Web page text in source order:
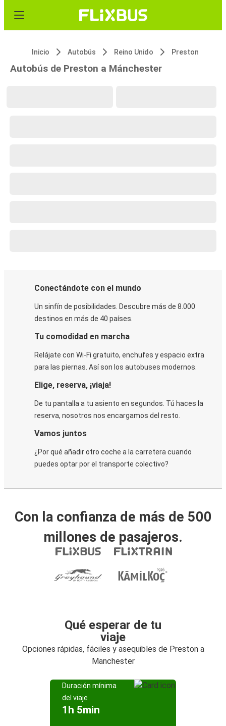
Inicio Autobús Reino Unido Preston
Autobús de Preston a Mánchester
Conectándote con el mundo
Un sinfín de posibilidades. Descubre más de 8.000
destinos en más de 40 países.
Tu comodidad en marcha
Relájate con Wi-Fi gratuito, enchufes y espacio extra
para las piernas. Así son los autobuses modernos.
Elige, reserva, ¡viaja!
De tu pantalla a tu asiento en segundos. Tú haces la
reserva, nosotros nos encargamos del resto.
Vamos juntos
¿Por qué añadir otro coche a la carretera cuando
puedes optar por el transporte colectivo?
Con la confianza de más de 500
millones de pasajeros.
Qué esperar de tu
viaje
Opciones rápidas, fáciles y asequibles de Preston a
Manchester
Duración mínima
del viaje
1h 5min